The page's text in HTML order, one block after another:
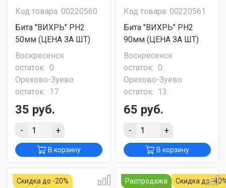
Код товара: 00220560
Бита "ВИХРЬ" PH2
50мм (ЦЕНА ЗА ШТ)
Воскресенск
остаток: 0
Орехово-Зуево
остаток: 17
35 руб.
- +
В корзину
Код товара: 00220561
Бита "ВИХРЬ" PH2
90мм (ЦЕНА ЗА ШТ)
Воскресенск
остаток: 0
Орехово-Зуево
остаток: 13
65 руб.
- +
В корзину
Скидка до -20% Распродажа Скидка до -